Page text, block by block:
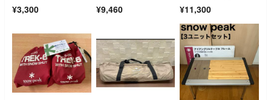
¥3,300 ¥9,460 ¥11,300